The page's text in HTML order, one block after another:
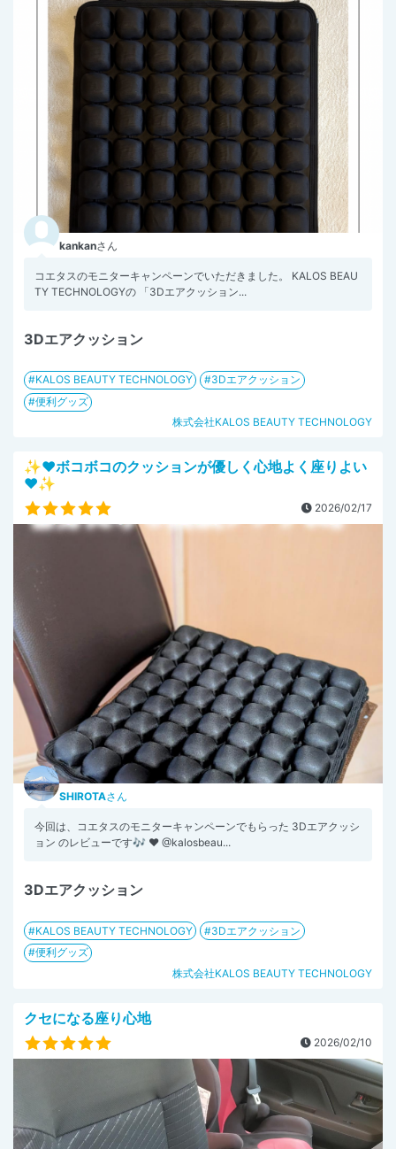
kankanさん
コエタスのモニターキャンペーンでいただきました。 KALOS BEAU
TY TECHNOLOGYの 「3Dエアクッション...
3Dエアクッション
KALOS BEAUTY TECHNOLOGY
3Dエアクッション
便利グッズ
株式会社KALOS BEAUTY TECHNOLOGY
✨️♥ボコボコのクッションが優しく心地よく座りよい
♥✨️
2026/02/17
SHIROTAさん
今回は、コエタスのモニターキャンペーンでもらった 3Dエアクッシ
ョン のレビューです🎶 ♥ @kalosbeau...
3Dエアクッション
KALOS BEAUTY TECHNOLOGY
3Dエアクッション
便利グッズ
株式会社KALOS BEAUTY TECHNOLOGY
クセになる座り心地
2026/02/10